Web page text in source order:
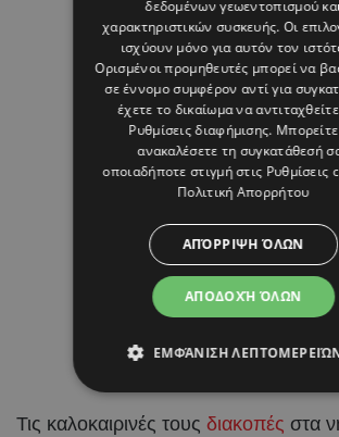
Τις καλοκαιρινές τους διακοπές στα
δεδομένων γεωεντοπισμού
χαρακτηριστικών συσκευής. Οι
ισχύουν μόνο για αυτόν τον
Ορισμένοι προμηθευτές μπορεί να
σε έννομο συμφέρον αντί για
έχετε το δικαίωμα να
Ρυθμίσεις διαφήμισης.
ανακαλέσετε τη συγκατάθεσή
οποιαδήποτε στιγμή στις Ρυθμίσεις
Πολιτική Απορρήτου
ΑΠΟΔΟΧΉ ΌΛΩΝ
ΑΠΌΡΡΙΨΗ ΌΛΩΝ
ΕΜΦΆΝΙΣΗ